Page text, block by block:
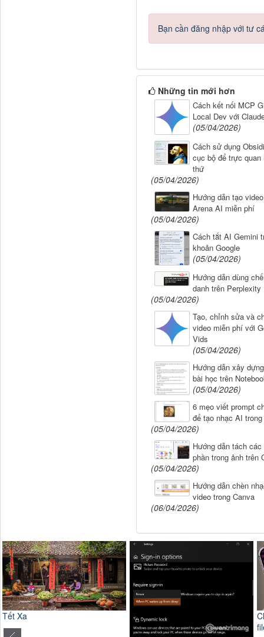
Bạn cần đăng nhập với tư
Những tin mới hơn
Cách kết nối MCP
Local Dev với
(05/04/2026)
Cách sử dụng
cục bộ để trực quan
thứ
(05/04/2026)
Hướng dẫn tạo
Arena AI miễn phí
(05/04/2026)
Cách tắt AI Gemini
khoản Google
(05/04/2026)
Hướng dẫn dùng
danh trên Perplexity
(05/04/2026)
Tạo, chỉnh sửa và
video miễn phí với
Vids
(05/04/2026)
Hướng dẫn xây
bài học trên
(05/04/2026)
6 mẹo viết prompt
để tạo nhạc AI
(05/04/2026)
Hướng dẫn tách các
phần trong ảnh trên
(05/04/2026)
Hướng dẫn chèn
video trong Canva
(06/04/2026)
Tết Xa